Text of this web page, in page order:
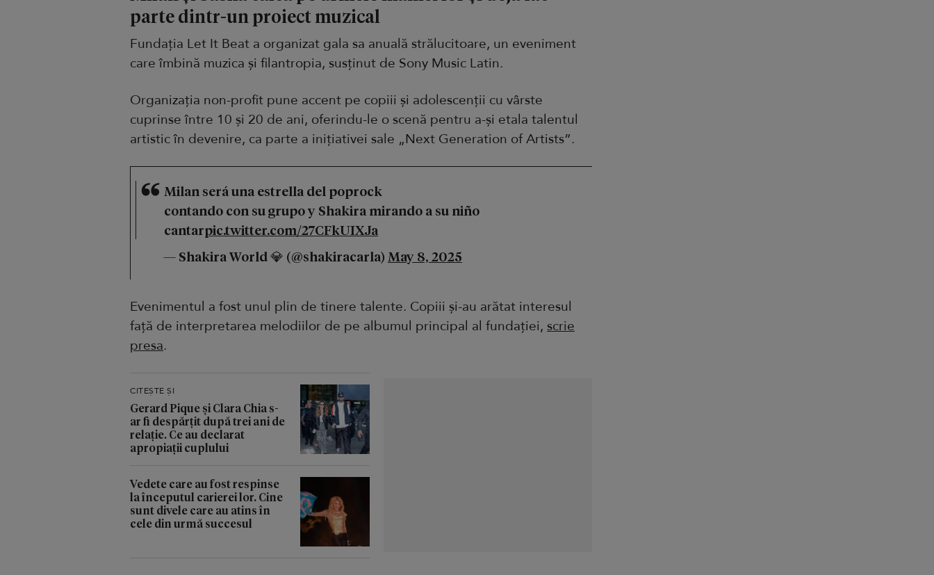
parte dintr-un proiect muzical
Fundația Let It Beat a organizat gala sa anuală strălucitoare, un eveniment
care îmbină muzica și filantropia, susținut de Sony Music Latin.
Organizația non-profit pune accent pe copiii și adolescenții cu vârste
cuprinse între 10 și 20 de ani, oferindu-le o scenă pentru a-și etala talentul
artistic în devenire, ca parte a inițiativei sale „Next Generation of Artists”.
Milan será una estrella del poprock
contando con su grupo y Shakira mirando a su niño
cantarpic.twitter.com/27CFkUIXJa
— Shakira World 💎 (@shakiracarla) May 8, 2025
Evenimentul a fost unul plin de tinere talente. Copiii și-au arătat interesul
față de interpretarea melodiilor de pe albumul principal al fundației, scrie
presa.
CITEȘTE ȘI
Gerard Pique și Clara Chia s-
ar fi despărțit după trei ani de
relație. Ce au declarat
apropiații cuplului
Vedete care au fost respinse
la începutul carierei lor. Cine
sunt divele care au atins în
cele din urmă succesul